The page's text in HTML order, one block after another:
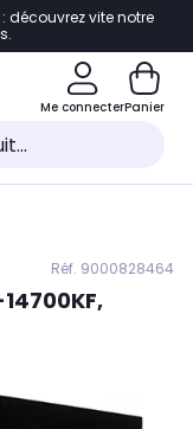
découvrez vite notre
Me connecterPanier
Réf. 9000828464